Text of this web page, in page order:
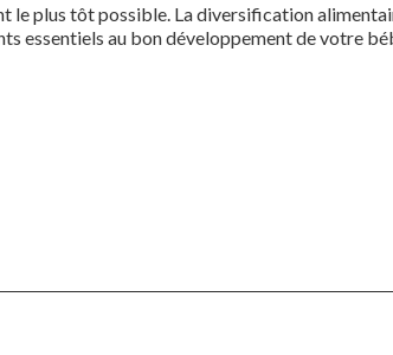
le plus tôt possible. La diversification
essentiels au bon développement de votre